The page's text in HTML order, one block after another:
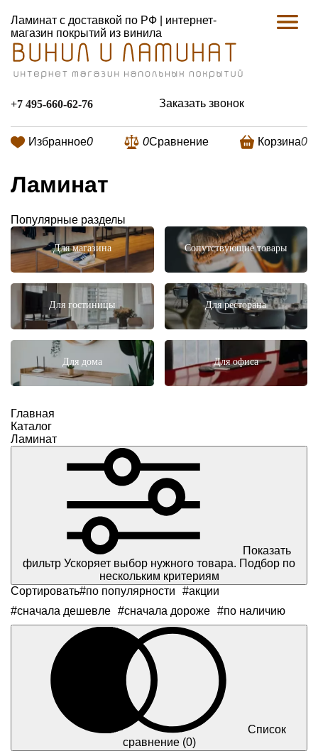
Ламинат с доставкой по РФ | интернет-
магазин покрытий из винила
+7 495-660-62-76 Заказать звонок
Избранное0 0Сравнение Корзина0
Ламинат
Популярные разделы
Для магазина Сопутствующие товары
Для гостиницы Для ресторана
Для дома Для офиса
Главная
Каталог
Ламинат
Показать
фильтр Ускоряет выбор нужного товара. Подбор по
нескольким критериям
Сортировать#по популярности
#акции
#сначала дешевле #сначала дороже #по наличию
сравнение (0)